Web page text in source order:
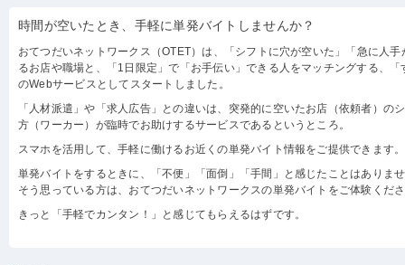
時間が空いたとき、手軽に単発バイトしませんか？
おてつだいネットワークス（OTET）は、「シフトに穴が空いた」「急に人
るお店や職場と、「1日限定」で「お手伝い」できる人をマッチングする、
のWebサービスとしてスタートしました。
「人材派遣」や「求人広告」との違いは、突発的に空いたお店（依頼者）の
方（ワーカー）が臨時でお助けするサービスであるというところ。
スマホを活用して、手軽に働けるお近くの単発バイト情報をご提供できます。
単発バイトをするときに、「不便」「面倒」「手間」と感じたことはありま
そう思っている方は、おてつだいネットワークスの単発バイトをご体験くだ
きっと「手軽でカンタン！」と感じてもらえるはずです。